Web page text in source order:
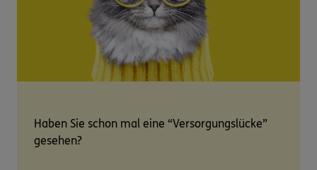
Haben Sie schon mal eine “Versorgungslücke”
gesehen?